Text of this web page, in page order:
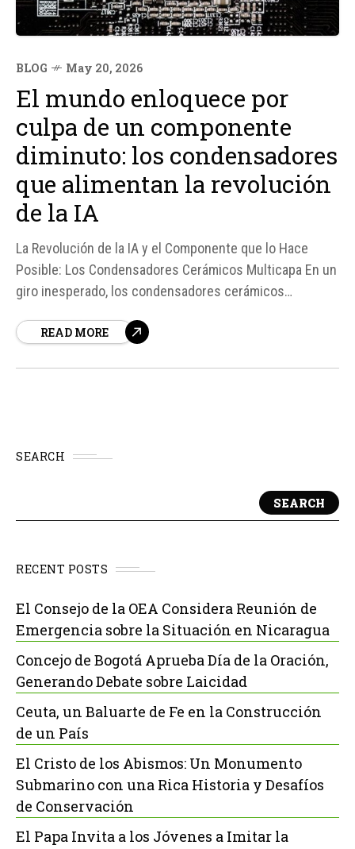
BLOG May 20, 2026
El mundo enloquece por
culpa de un componente
diminuto: los condensadores
que alimentan la revolución
de la IA
La Revolución de la IA y el Componente que lo Hace
Posible: Los Condensadores Cerámicos Multicapa En un
giro inesperado, los condensadores cerámicos
de deseo del mundo tecnológico, gracias a la creciente
READ MORE
SEARCH
SEARCH
RECENT POSTS
El Consejo de la OEA Considera Reunión de
Emergencia sobre la Situación en Nicaragua
Concejo de Bogotá Aprueba Día de la Oración,
Generando Debate sobre Laicidad
Ceuta, un Baluarte de Fe en la Construcción
de un País
El Cristo de los Abismos: Un Monumento
Submarino con una Rica Historia y Desafíos
de Conservación
El Papa Invita a los Jóvenes a Imitar la